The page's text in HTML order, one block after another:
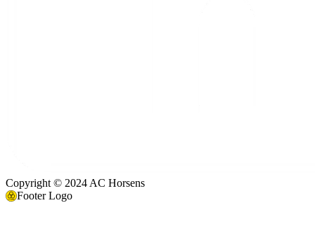
Copyright © 2024 AC Horsens
Footer Logo